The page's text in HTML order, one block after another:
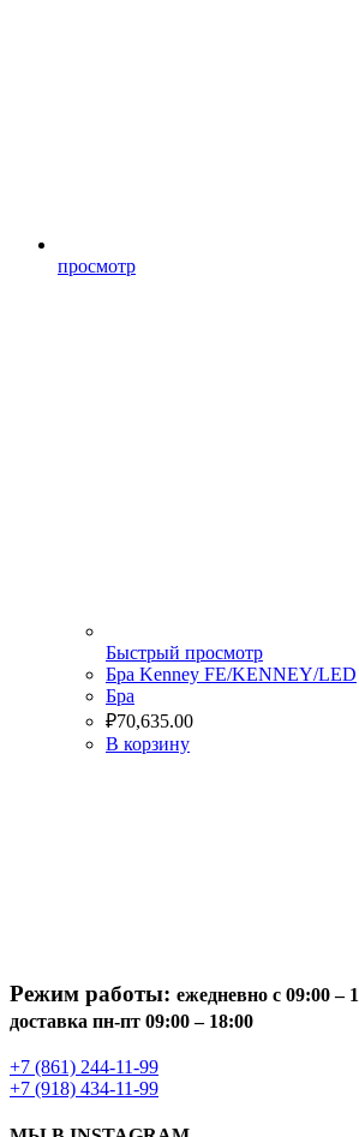
просмотр
Быстрый просмотр
Бра Kenney FE/KENNEY/LED
Бра
₽70,635.00
В корзину
Режим работы: ежедневно с 09:00
доставка пн-пт 09:00 – 18:00
+7 (861) 244-11-99
+7 (918) 434-11-99